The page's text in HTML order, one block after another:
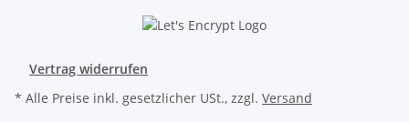
Vertrag widerrufen
* Alle Preise inkl. gesetzlicher USt., zzgl. Versand